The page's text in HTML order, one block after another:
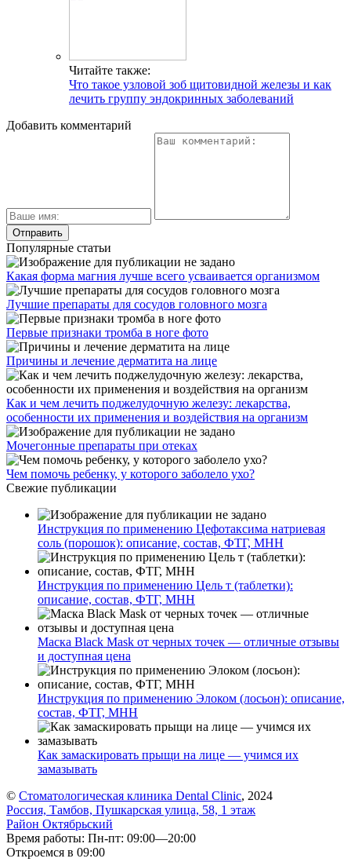
Читайте также:
Что такое узловой зоб щитовидной железы и как
лечить группу эндокринных заболеваний
Добавить комментарий
Популярные статьи
Какая форма магния лучше всего усваивается организмом
Лучшие препараты для сосудов головного мозга
Первые признаки тромба в ноге фото
Причины и лечение дерматита на лице
Как и чем лечить поджелудочную железу: лекарства,
особенности их применения и воздействия на организм
Мочегонные препараты при отеках
Чем помочь ребенку, у которого заболело ухо?
Свежие публикации
Инструкция по применению Цефотаксима натриевая
соль (порошок): описание, состав, ФТГ, МНН
Инструкция по применению Цель т (таблетки):
описание, состав, ФТГ, МНН
Маска Black Mask от черных точек — отличные отзывы
и доступная цена
Инструкция по применению Элоком (лосьон): описание,
состав, ФТГ, МНН
Как замаскировать прыщи на лице — учимся их
замазывать
© Стоматологическая клиника Dental Clinic, 2024
Россия, Тамбов, Пушкарская улица, 58, 1 этаж
Район Октябрьский
Время работы: Пн-пт: 09:00—20:00
Откроемся в 09:00